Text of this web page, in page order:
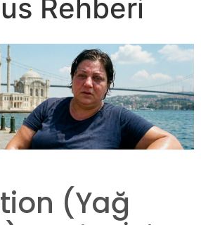
Rehberi
(Yağ